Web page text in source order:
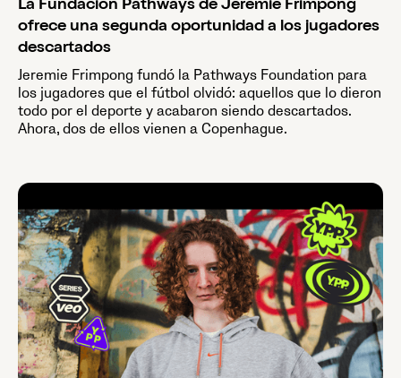
La Fundación Pathways de Jeremie Frimpong
ofrece una segunda oportunidad a los jugadores
descartados
Jeremie Frimpong fundó la Pathways Foundation para
los jugadores que el fútbol olvidó: aquellos que lo dieron
todo por el deporte y acabaron siendo descartados.
Ahora, dos de ellos vienen a Copenhague.